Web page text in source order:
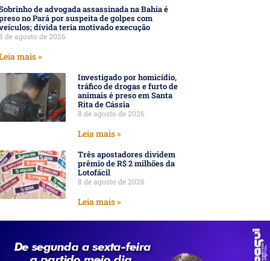
de advogada assassinada na Bahia é
no Pará por suspeita de golpes com
dívida teria motivado execução
de agosto de 2026
mais »
Investigado por homicídio,
tráfico de drogas e furto de
animais é preso em Santa
Rita de Cássia
8 de agosto de 2026
Leia mais »
Três apostadores dividem
prêmio de R$ 2 milhões da
Lotofácil
8 de agosto de 2026
Leia mais »